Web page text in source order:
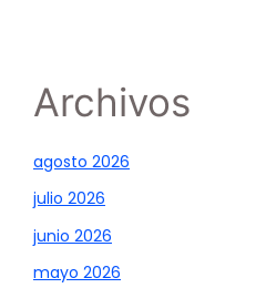
Archivos
agosto 2026
julio 2026
junio 2026
mayo 2026